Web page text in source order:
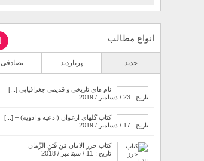
انواع مطالب
جدید پربازدید تصادفی
نام های تاریخی و قدیمی جغرافیایی [...]
تاریخ : 23 / دسامبر / 2019
کتاب گلهای ارغوان (ادعیه و ادویه) – [...]
تاریخ : 17 / دسامبر / 2019
کتاب حرز الامان مَن فَتَنِ الزَّمان
تاریخ : 11 / سپتامبر / 2018